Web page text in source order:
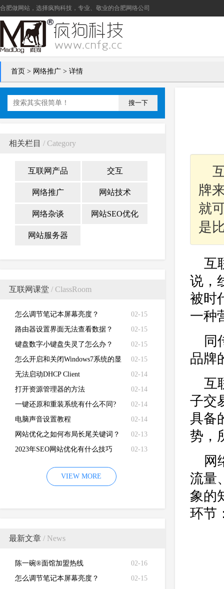
合肥做网站 ，选择疯狗科技，专业、敬业的合肥网络公司
首页 > 网络推广 > 详情
搜一下
相关栏目 / Category
互联网产品 交互
网络推广 网站技术
网络杂谈 网站SEO优化
网站服务器
互联网课堂 / ClassRoom
02-15
怎么调节笔记本屏幕亮度？
02-15
路由器设置界面无法查看数据？
02-15
键盘数字小键盘失灵了怎么办？
02-15
怎么开启和关闭Windows7系统的显
卡硬件加速功能
02-14
无法启动DHCP Client
02-14
打开资源管理器的方法
02-14
一键还原和重装系统有什么不同?
02-14
电脑声音设置教程
02-13
网站优化之如何布局长尾关键词？
02-13
2023年SEO网站优化有什么技巧
VIEW MORE
最新文章 / News
02-16
陈一碗®面馆加盟热线
02-15
怎么调节笔记本屏幕亮度？
牌
就
是
互
说，
被时
一种
同
品牌
互
子交
具备
势，
网
流量
象的
环节